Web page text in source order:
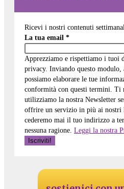
Ricevi i nostri contenuti
La tua email *
Apprezziamo e rispettiamo i tuoi
privacy. Inviando questo modulo,
possiamo elaborare le tue
conformità con questi termini. Ti
utilizziamo la nostra Newsletter
offrire un servizio in più ai nostri
cederemo mai il tuo indirizzo a
nessuna ragione. Leggi la nostra